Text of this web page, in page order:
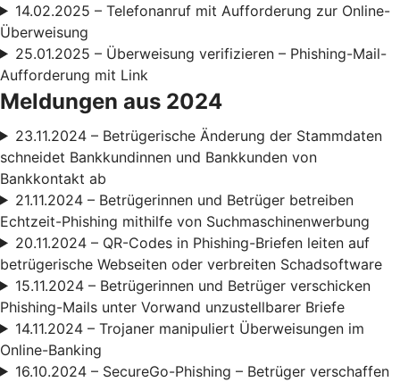
14.02.2025 – Telefonanruf mit Aufforderung zur Online-
Überweisung
25.01.2025 – Überweisung verifizieren – Phishing-Mail-
Aufforderung mit Link
Meldungen aus 2024
23.11.2024 – Betrügerische Änderung der Stammdaten
schneidet Bankkundinnen und Bankkunden von
Bankkontakt ab
21.11.2024 – Betrügerinnen und Betrüger betreiben
Echtzeit-Phishing mithilfe von Suchmaschinenwerbung
20.11.2024 – QR-Codes in Phishing-Briefen leiten auf
betrügerische Webseiten oder verbreiten Schadsoftware
15.11.2024 – Betrügerinnen und Betrüger verschicken
Phishing-Mails unter Vorwand unzustellbarer Briefe
14.11.2024 – Trojaner manipuliert Überweisungen im
Online-Banking
16.10.2024 – SecureGo-Phishing – Betrüger verschaffen